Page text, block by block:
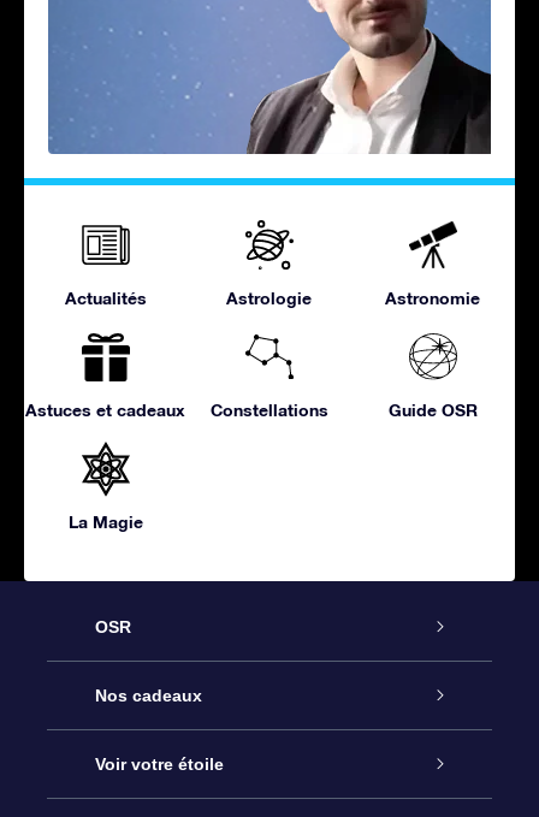
Actualités Astrologie Astronomie
Astuces et cadeaux Constellations Guide OSR
La Magie
OSR
Service
À propos de l’OSR
Nos cadeaux
Cadeau d’étoile en ligne
Voir votre étoile